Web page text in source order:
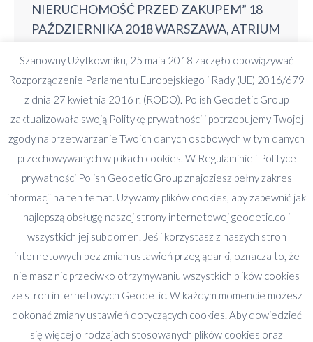
NIERUCHOMOŚĆ PRZED ZAKUPEM” 18
PAŹDZIERNIKA 2018 WARSZAWA, ATRIUM
Kongres ProgramPrelegenciRelacja 2017Dla
PartnerówMiejsce Dla kogo jest kongres
Geodetic? inwestor z rynku nieruchomości
deweloper przedstawiciel osób z
nieruchomościowych funduszy
inwestycyjnych osoby reprezentujące
instytucje finansujące transakcje
nieruchomości asset manager property
manager project manger facility manager…
Szanowny Użytkowniku, 25 maja 2018 zaczęło obowiązywać
Rozporządzenie Parlamentu Europejskiego i Rady (UE) 2016/679
z dnia 27 kwietnia 2016 r. (RODO). Polish Geodetic Group
zaktualizowała swoją Politykę prywatności i potrzebujemy Twojej
zgody na przetwarzanie Twoich danych osobowych w tym danych
przechowywanych w plikach cookies. W Regulaminie i Polityce
prywatności Polish Geodetic Group znajdziesz pełny zakres
informacji na ten temat. Używamy plików cookies, aby zapewnić jak
najlepszą obsługę naszej strony internetowej geodetic.co i
wszystkich jej subdomen. Jeśli korzystasz z naszych stron
internetowych bez zmian ustawień przeglądarki, oznacza to, że
nie masz nic przeciwko otrzymywaniu wszystkich plików cookies
ze stron internetowych Geodetic. W każdym momencie możesz
dokonać zmiany ustawień dotyczących cookies. Aby dowiedzieć
się więcej o rodzajach stosowanych plików cookies oraz